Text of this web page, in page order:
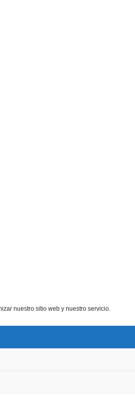
nuestro sitio web y nuestro servicio.